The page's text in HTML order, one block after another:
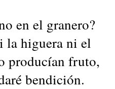
en el granero?
la higuera ni el
producían fruto,
bendición.